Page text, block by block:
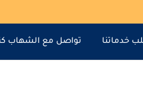
خدماتنا تواصل مع الشهاب